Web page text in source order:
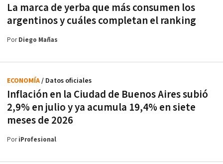
La marca de yerba que más consumen los
argentinos y cuáles completan el ranking
PorDiego Mañas
Inflación en la Ciudad de Buenos Aires subió
2,9% en julio y ya acumula 19,4% en siete
meses de 2026
ECONOMÍA/ Datos oficiales
PoriProfesional